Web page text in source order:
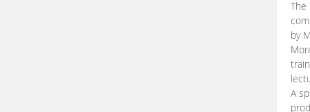
The
by
A